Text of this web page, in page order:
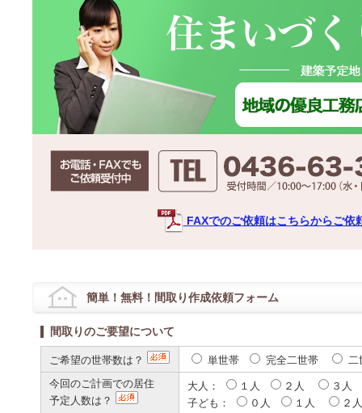
FAXでのご依頼はこちらからご依
簡単！無料！間取り作成依頼フォーム
間取りのご要望について
ご希望の世帯数は？ 単世帯 完全二世帯
二
今回のご計画での居住
予定人数は？
大人： １人 ２人
３人
子ども：
０人 １人
２